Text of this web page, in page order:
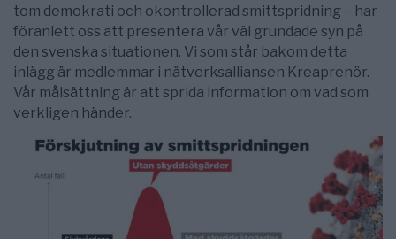
tom demokrati och okontrollerad smittspridning – har
föranlett oss att presentera vår väl grundade syn på
den svenska situationen. Vi som står bakom detta
inlägg är medlemmar i nätverksalliansen Kreaprenör.
Vår målsättning är att sprida information om vad som
verkligen händer.